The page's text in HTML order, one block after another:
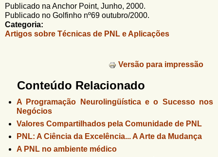
Publicado na Anchor Point, Junho, 2000.
Publicado no Golfinho nº69 outubro/2000.
Categoria:
Artigos sobre Técnicas de PNL e Aplicações
Versão para impressão
Conteúdo Relacionado
A Programação Neurolingüística e o Sucesso nos
Negócios
Valores Compartilhados pela Comunidade de PNL
PNL: A Ciência da Excelência... A Arte da Mudança
A PNL no ambiente médico